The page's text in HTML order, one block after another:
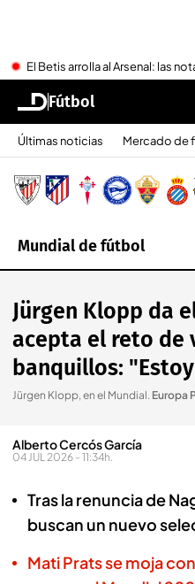
El Betis arrolla al Arsenal: las
Fútbol
Últimas noticias Mercado de
Mundial de fútbol
Jürgen Klopp da
acepta el reto de
banquillos:
Jürgen Klopp, en el Mundial. Europa
Alberto Cercós García
04 JUL 2026 - 11:34h.
Tras la renuncia de
buscan un nuevo
Mati Prats se moja